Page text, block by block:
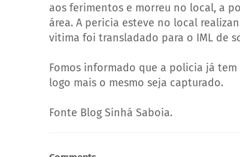
aos ferimentos e morreu no local, a
área. A pericia esteve no local
vitima foi transladado para o IML de
Fomos informado que a policia já
logo mais o mesmo seja capturado.
Fonte Blog Sinhá Saboia.